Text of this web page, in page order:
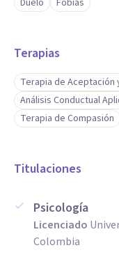
Duelo
Fobias
Terapias
Terapia de Aceptación
Análisis Conductual
Terapia de Compasión
Titulaciones
Psicología
Licenciado
Colombia